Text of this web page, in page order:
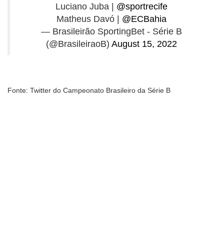
Luciano Juba | @sportrecife
Matheus Davó | @ECBahia
— Brasileirão SportingBet - Série B
(@BrasileiraoB) August 15, 2022
Fonte: Twitter do Campeonato Brasileiro da Série B